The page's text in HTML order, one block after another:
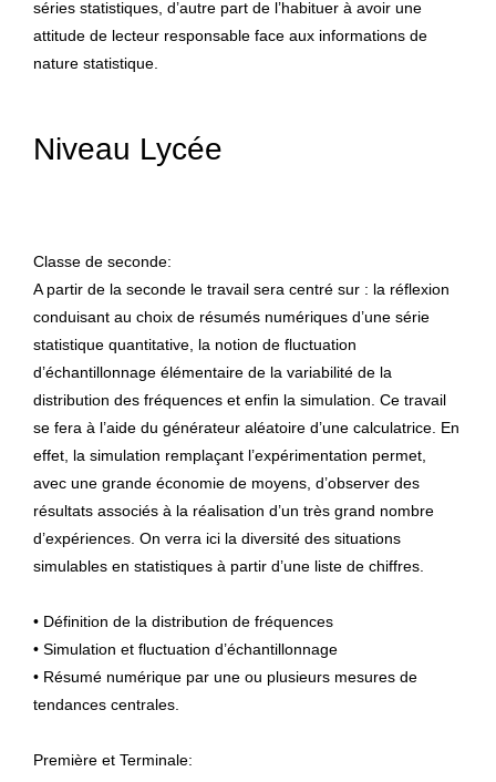
séries statistiques, d’autre part de l’habituer à avoir une
attitude de lecteur responsable face aux informations de
nature statistique.
Niveau Lycée
Classe de seconde:
A partir de la seconde le travail sera centré sur : la réflexion
conduisant au choix de résumés numériques d’une série
statistique quantitative, la notion de fluctuation
d’échantillonnage élémentaire de la variabilité de la
distribution des fréquences et enfin la simulation. Ce travail
se fera à l’aide du générateur aléatoire d’une calculatrice. En
effet, la simulation remplaçant l’expérimentation permet,
avec une grande économie de moyens, d’observer des
résultats associés à la réalisation d’un très grand nombre
d’expériences. On verra ici la diversité des situations
simulables en statistiques à partir d’une liste de chiffres.
• Définition de la distribution de fréquences
• Simulation et fluctuation d’échantillonnage
• Résumé numérique par une ou plusieurs mesures de
tendances centrales.
Première et Terminale: